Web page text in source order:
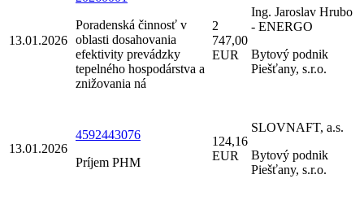
13.01.2026
Poradenská činnosť v
oblasti dosahovania
efektivity prevádzky
tepelného hospodárstva a
znižovania ná
2
747,00
EUR
Ing. Jaroslav Hrubo
- ENERGO
Bytový podnik
Piešťany, s.r.o.
13.01.2026
4592443076
Príjem PHM
124,16
EUR
SLOVNAFT, a.s.
Bytový podnik
Piešťany, s.r.o.